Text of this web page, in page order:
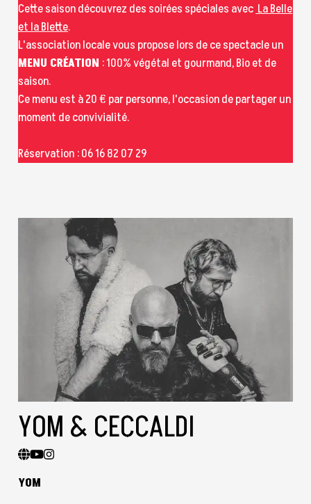
Cette saison découvrez des soirées spéciales avecLa Belle
et la Blette.
L'association locale vous propose lors de ce spectacle un
MENU CRÉATION : 100% végétal et gourmand, Bio et de
saison.
Ce menu est à 20 € par personne, l'occasion de partager un
moment de convivialité.
Réservation : 06 16 82 07 29
YOM & CECCALDI
YOM